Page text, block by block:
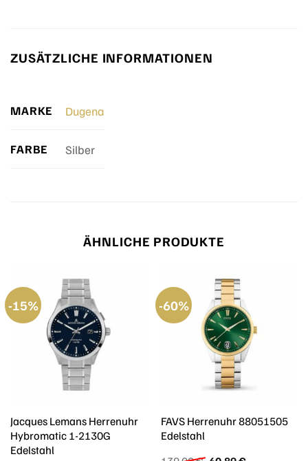
ZUSÄTZLICHE INFORMATIONEN
MARKE Dugena
FARBE Silber
ÄHNLICHE PRODUKTE
-15%
Jacques Lemans Herrenuhr
Hybromatic 1-2130G
Edelstahl
-60%
FAVS Herrenuhr 88051505
Edelstahl